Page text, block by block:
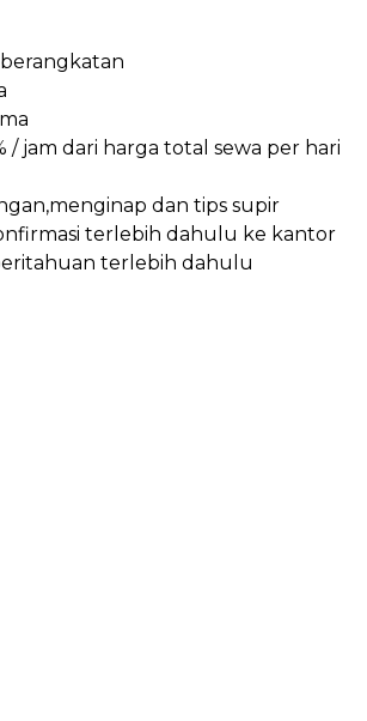
/ jam dari harga total sewa per hari
dan tips supir
terlebih dahulu ke kantor
terlebih dahulu